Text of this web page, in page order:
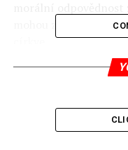
mohou znamenat
… I když je dnes
spasení. Zastánce
vést pouze na jedno